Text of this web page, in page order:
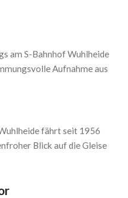
am S-Bahnhof Wuhlheide
Aufnahme aus
fährt seit 1956
Blick auf die Gleise